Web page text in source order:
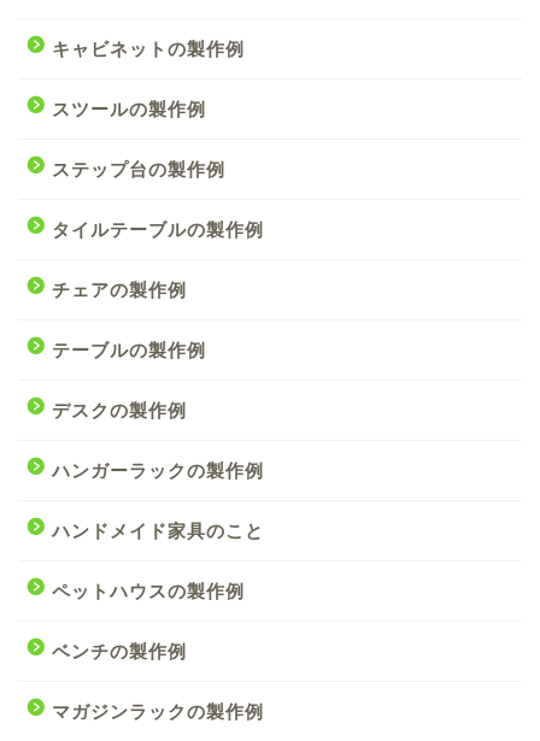
キャビネットの製作例
スツールの製作例
ステップ台の製作例
タイルテーブルの製作例
チェアの製作例
テーブルの製作例
デスクの製作例
ハンガーラックの製作例
ハンドメイド家具のこと
ペットハウスの製作例
ベンチの製作例
マガジンラックの製作例